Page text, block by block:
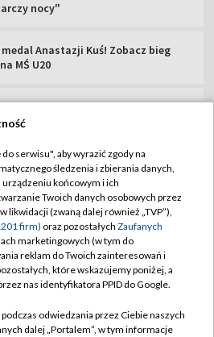
złoto na MŚ juniorów!
Sklep TVP
Biuro Reklamy
Handlowa
ogłoszenia
Emisja w TVP
przetargowe
prywatności
Moje zgody
Biuro reklamy
Kontakt
serwisu", aby wyrazić zgody na
śledzenia i zbierania danych,
końcowym i ich
Twoich danych osobowych przez
likwidacji (zwaną dalej również „TVP”),
firm) oraz pozostałych Zaufanych
marketingowych (w tym do
reklam do Twoich zainteresowań i
które wskazujemy poniżej, a
nas identyfikatora PPID do Google.
odwiedzania przez Ciebie naszych
dalej „Portalem”, w tym informacje